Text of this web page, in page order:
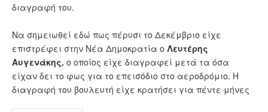
διαγραφή του.
Να σημειωθεί εδώ πως πέρυσι το Δεκέμβριο είχε
επιστρέφει στην Νέα Δημοκρατία ο Λευτέρης
Αυγενάκης, ο οποίος είχε διαγραφεί μετά τα όσα
είχαν δει το φως για το επεισόδιο στο αεροδρόμιο. Η
διαγραφή του βουλευτή είχε κρατήσει για πέντε μήνες